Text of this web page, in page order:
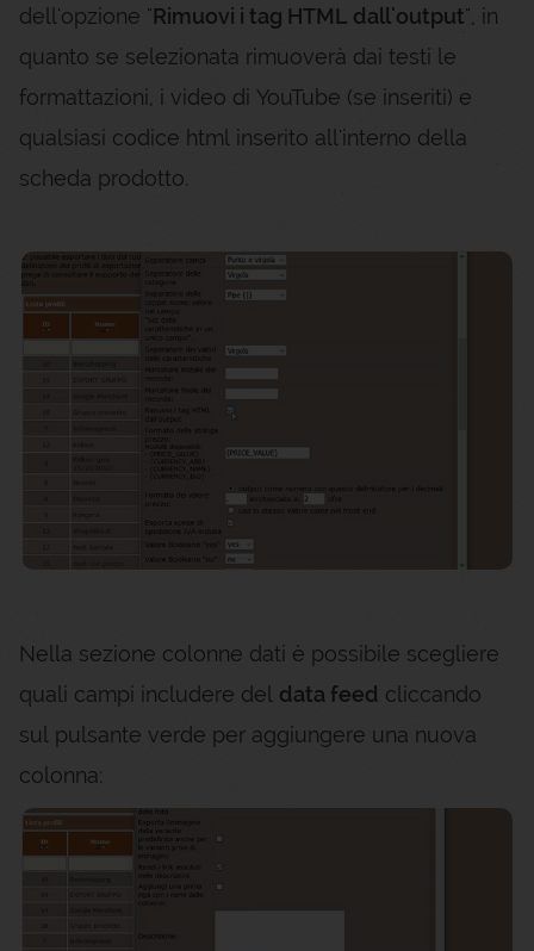
dell'opzione "Rimuovi i tag HTML dall'output", in
quanto se selezionata rimuoverà dai testi le
formattazioni, i video di YouTube (se inseriti) e
qualsiasi codice html inserito all'interno della
scheda prodotto.
Nella sezione colonne dati è possibile scegliere
quali campi includere del data feed cliccando
sul pulsante verde per aggiungere una nuova
colonna: